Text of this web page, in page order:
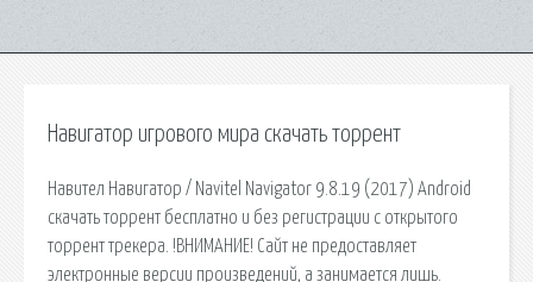
Навигатор игрового мира скачать торрент
Навител Навигатор / Navitel Navigator 9.8.19 (2017) Android
скачать торрент бесплатно и без регистрации с открытого
торрент трекера. !ВНИМАНИЕ! Сайт не предоставляет
электронные версии произведений, а занимается лишь.